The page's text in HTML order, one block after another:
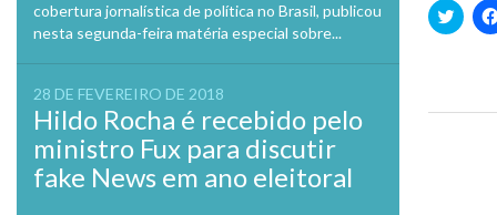
cobertura jornalística de política no Brasil, publicou
nesta segunda-feira matéria especial sobre...
28 DE FEVEREIRO DE 2018
Hildo Rocha é recebido pelo
ministro Fux para discutir
fake News em ano eleitoral
Clique
para